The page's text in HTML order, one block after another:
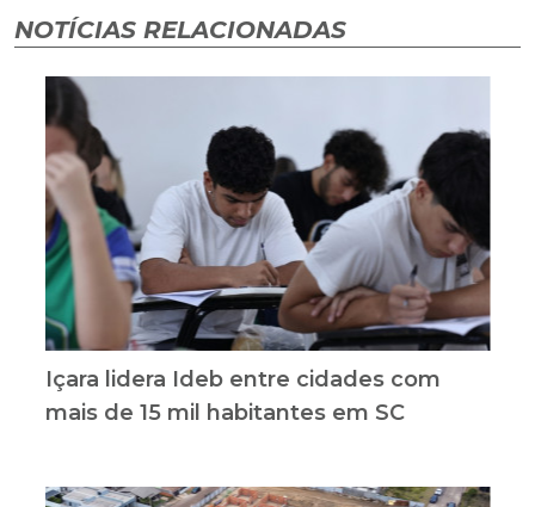
NOTÍCIAS RELACIONADAS
Içara lidera Ideb entre cidades com
mais de 15 mil habitantes em SC